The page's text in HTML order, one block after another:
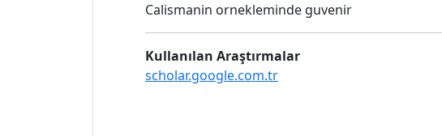
Calismanin ornekleminde guvenir
Kullanılan Araştırmalar
scholar.google.com.tr